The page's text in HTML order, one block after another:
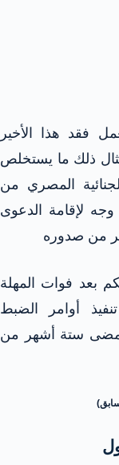
فقد هذا الأخير
ذلك ما يستخلص
الجنائية المصري من
لإقامة الدعوى
من صدوره
بعد فوات المهلة
أوامر الضبط
مضى ستة أشهر من